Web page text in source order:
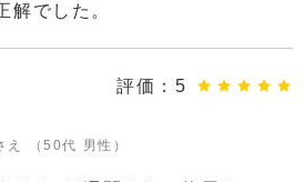
解でした。
評価： 5
（50代 男性）